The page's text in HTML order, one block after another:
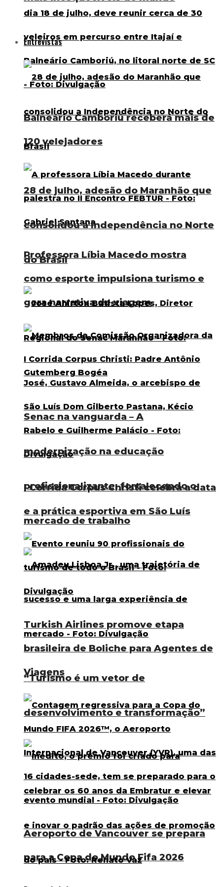
Balneário Camboriú receberá mais de
120 velejadores
Professora Líbia Macedo mostra
como esporte impulsiona turismo e
gera narrativa de viagem
I Corrida Corpus Christi celebra a data
e a prática esportiva em São Luís
Turkish Airlines promove etapa
brasileira de Boliche para Agentes de
Viagens
Aeroporto de Vancouver se prepara
para a Copa do Mundo Fifa 2026
Entrevistas
28 de julho, adesão do Maranhão que
consolidou a Independência no Norte
do Brasil
Senac na vanguarda – A
modernização na educação
profissionalizante, fortalecendo o
mercado de trabalho
“Turismo é um vetor de
desenvolvimento e transformação”